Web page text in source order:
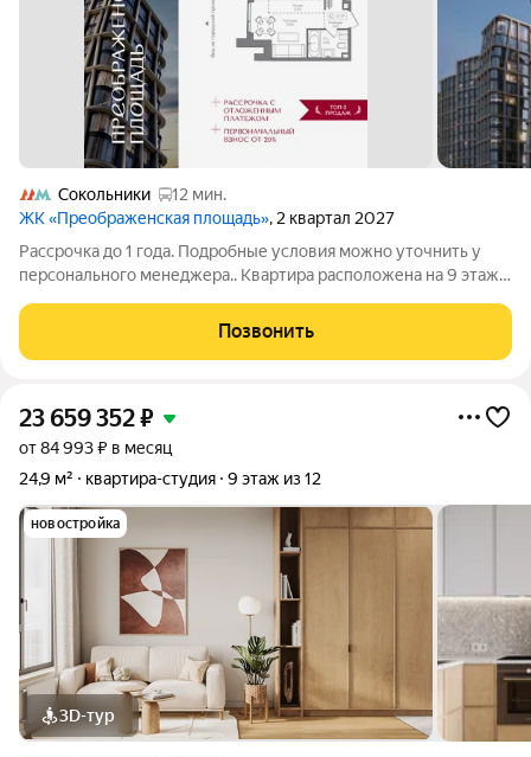
Сокольники
12 мин.
ЖК «Преображенская площадь», 2 квартал 2027
Рассрочка до 1 года. Подробные условия можно уточнить у
персонального менеджера.. Квартира расположена на 9 этаже
премиум-класса на первой линии от метро. Отличная
транспортная доступность - 1 мин.
Позвонить
23 659 352₽
от 84 993 ₽ в месяц
24,9 м²
квартира-студия 9 этаж из 12
новостройка
3D-тур